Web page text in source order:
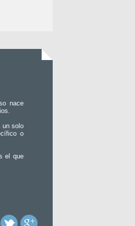
nace
un solo
o
el que